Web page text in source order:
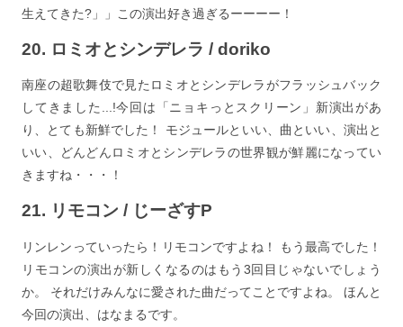
生えてきた?」」この演出好き過ぎるーーーー！
20. ロミオとシンデレラ / doriko
南座の超歌舞伎で見たロミオとシンデレラがフラッシュバック
してきました...!今回は「ニョキっとスクリーン」新演出があ
り、とても新鮮でした！ モジュールといい、曲といい、演出と
いい、どんどんロミオとシンデレラの世界観が鮮麗になってい
きますね・・・！
21. リモコン / じーざすP
リンレンっていったら！リモコンですよね！ もう最高でした！
リモコンの演出が新しくなるのはもう3回目じゃないでしょう
か。 それだけみんなに愛された曲だってことですよね。 ほんと
今回の演出、はなまるです。